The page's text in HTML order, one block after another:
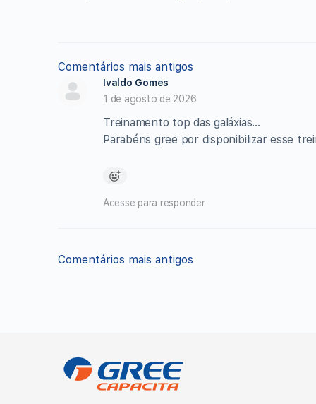
Navegação
de
comentários
Comentários mais antigos
Ivaldo Gomes
1 de agosto de 2026
Treinamento top das galáxias…
Parabéns gree por disponibilizar esse
Acesse para responder
Navegação
Comentários mais antigos